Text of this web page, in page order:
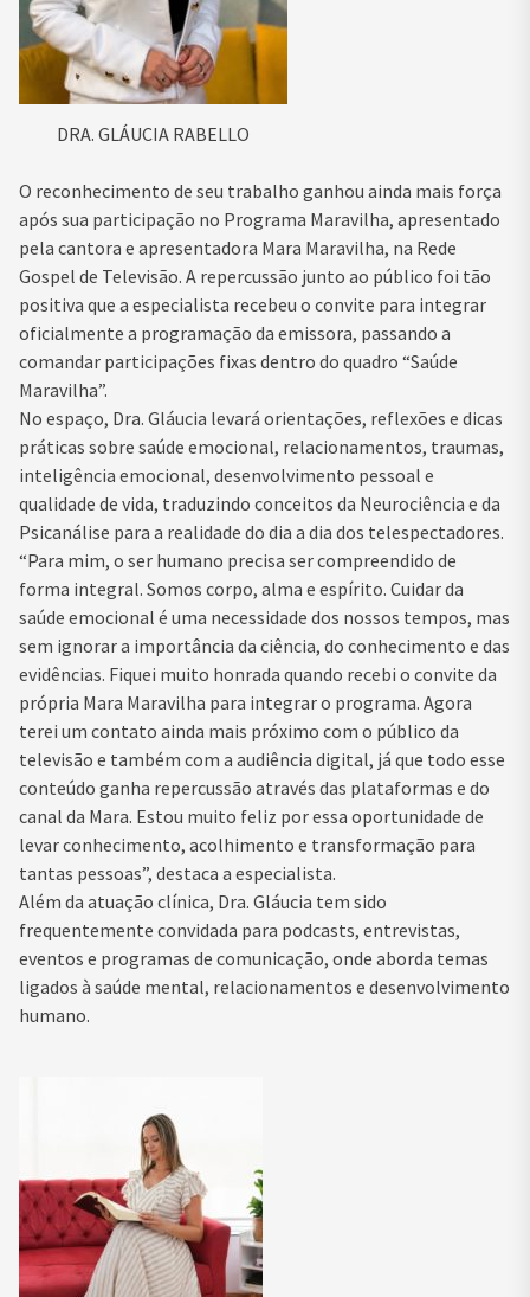
DRA. GLÁUCIA RABELLO
O reconhecimento de seu trabalho ganhou ainda mais força
após sua participação no Programa Maravilha, apresentado
pela cantora e apresentadora Mara Maravilha, na Rede
Gospel de Televisão. A repercussão junto ao público foi tão
positiva que a especialista recebeu o convite para integrar
oficialmente a programação da emissora, passando a
comandar participações fixas dentro do quadro “Saúde
Maravilha”.
No espaço, Dra. Gláucia levará orientações, reflexões e dicas
práticas sobre saúde emocional, relacionamentos, traumas,
inteligência emocional, desenvolvimento pessoal e
qualidade de vida, traduzindo conceitos da Neurociência e da
Psicanálise para a realidade do dia a dia dos telespectadores.
“Para mim, o ser humano precisa ser compreendido de
forma integral. Somos corpo, alma e espírito. Cuidar da
saúde emocional é uma necessidade dos nossos tempos, mas
sem ignorar a importância da ciência, do conhecimento e das
evidências. Fiquei muito honrada quando recebi o convite da
própria Mara Maravilha para integrar o programa. Agora
terei um contato ainda mais próximo com o público da
televisão e também com a audiência digital, já que todo esse
conteúdo ganha repercussão através das plataformas e do
canal da Mara. Estou muito feliz por essa oportunidade de
levar conhecimento, acolhimento e transformação para
tantas pessoas”, destaca a especialista.
Além da atuação clínica, Dra. Gláucia tem sido
frequentemente convidada para podcasts, entrevistas,
eventos e programas de comunicação, onde aborda temas
ligados à saúde mental, relacionamentos e desenvolvimento
humano.